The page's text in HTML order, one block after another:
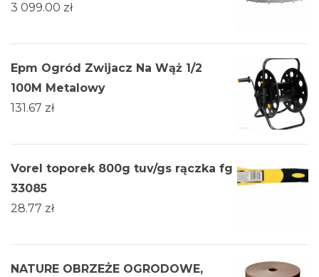
3 099.00 zł
Epm Ogród Zwijacz Na Wąż 1/2
100M Metalowy
131.67 zł
Vorel toporek 800g tuv/gs rączka fg
33085
28.77 zł
NATURE OBRZEŻE OGRODOWE,